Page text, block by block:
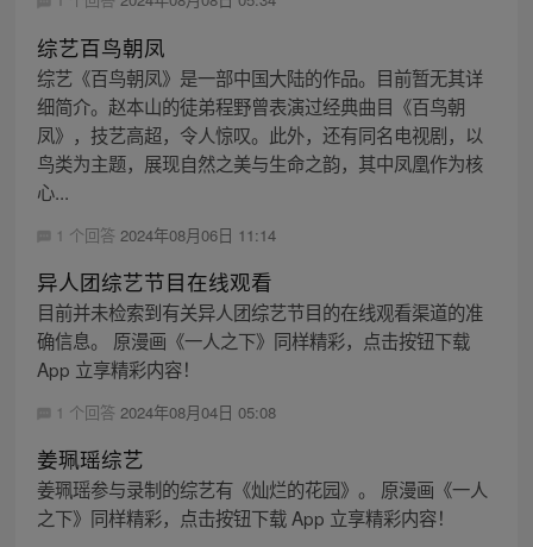
综艺百鸟朝凤
综艺《百鸟朝凤》是一部中国大陆的作品。目前暂无其详
细简介。赵本山的徒弟程野曾表演过经典曲目《百鸟朝
凤》，技艺高超，令人惊叹。此外，还有同名电视剧，以
鸟类为主题，展现自然之美与生命之韵，其中凤凰作为核
心...
1 个回答 2024年08月06日 11:14
异人团综艺节目在线观看
目前并未检索到有关异人团综艺节目的在线观看渠道的准
确信息。 原漫画《一人之下》同样精彩，点击按钮下载
App 立享精彩内容！
1 个回答 2024年08月04日 05:08
姜珮瑶综艺
姜珮瑶参与录制的综艺有《灿烂的花园》。 原漫画《一人
之下》同样精彩，点击按钮下载 App 立享精彩内容！